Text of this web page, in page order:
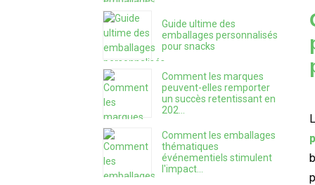
Guide ultime des
emballages personnalisés
pour snacks
Comment les marques
peuvent-elles remporter
un succès retentissant en
202...
Comment les emballages
thématiques
événementiels stimulent
l'impact...